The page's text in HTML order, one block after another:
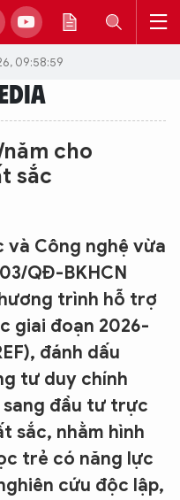
09:58:59
cho
sắc
và Công nghệ vừa
QĐ-BKHCN
trình hỗ trợ
giai đoạn 2026-
đánh dấu
tư duy chính
đầu tư trực
sắc, nhằm hình
trẻ có năng lực
cứu độc lập,